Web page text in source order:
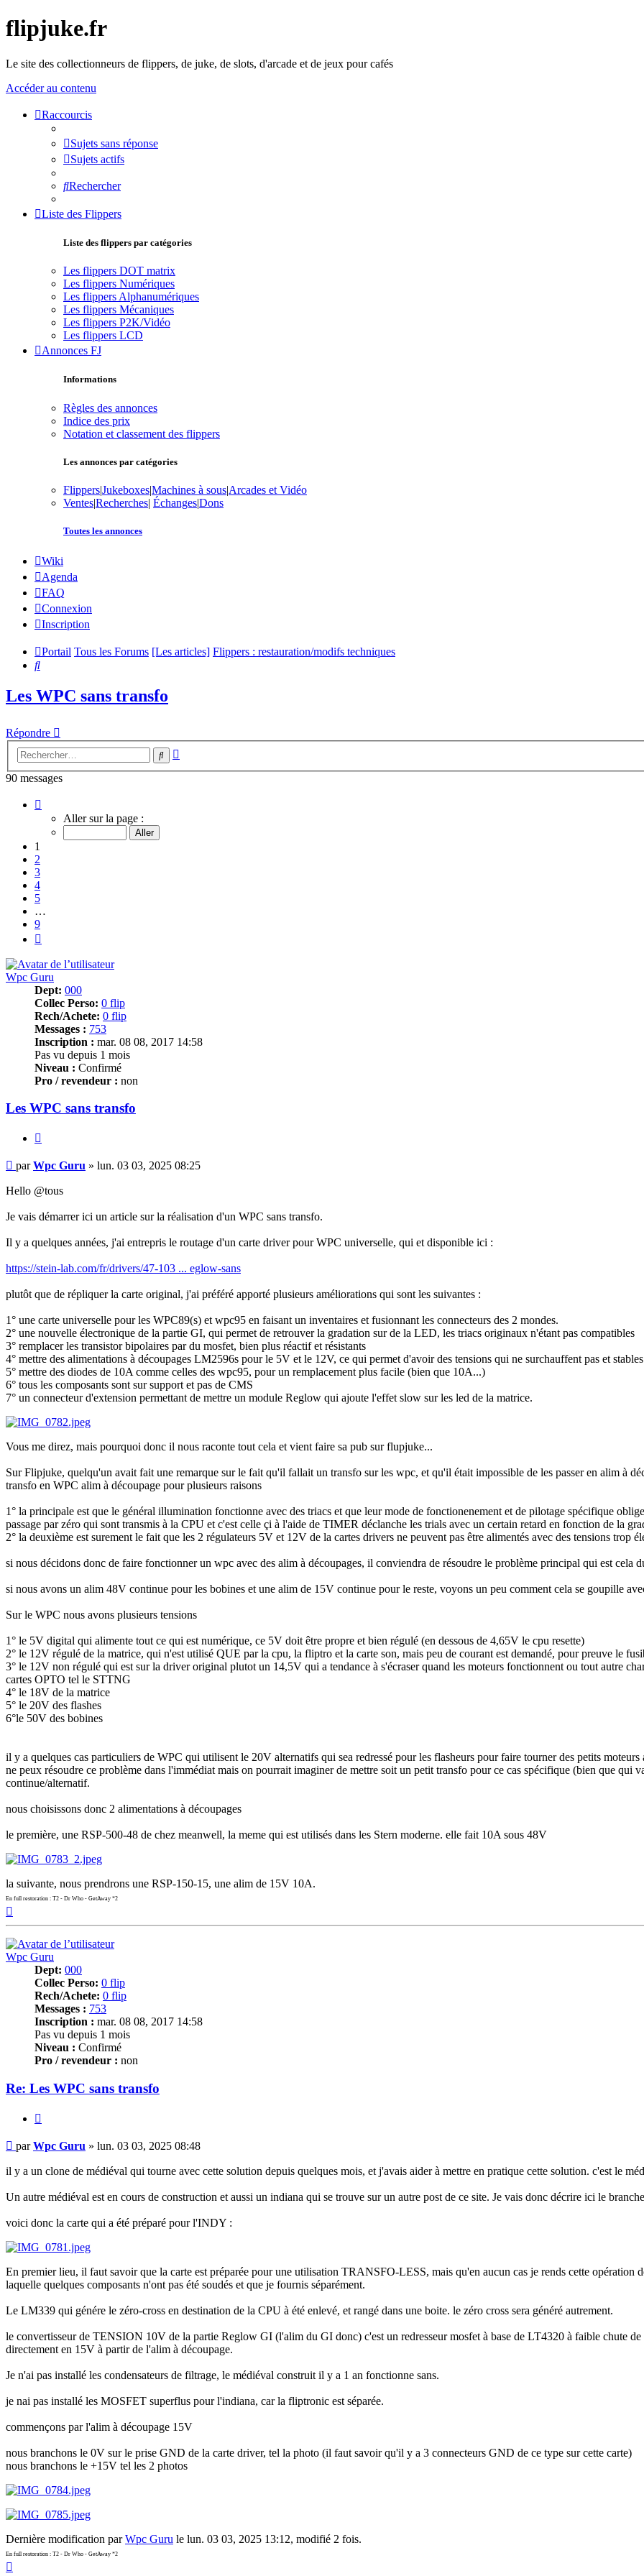
flipjuke.fr
Le site des collectionneurs de flippers, de juke, de slots, d'arcade et de jeux pour cafés
Accéder au contenu
Raccourcis
Sujets sans réponse
Sujets actifs
Rechercher
Liste des Flippers
Liste des flippers par catégories
Les flippers DOT matrix
Les flippers Numériques
Les flippers Alphanumériques
Les flippers Mécaniques
Les flippers P2K/Vidéo
Les flippers LCD
Annonces FJ
Informations
Règles des annonces
Indice des prix
Notation et classement des flippers
Les annonces par catégories
Flippers|Jukeboxes|Machines à sous|Arcades et Vidéo
Ventes|Recherches| Échanges|Dons
Toutes les annonces
Wiki
Agenda
FAQ
Connexion
Inscription
Portail Tous les Forums [Les articles] Flippers : restauration/modifs techniques
Rechercher
Les WPC sans transfo
Répondre
Rechercher
90 messages
sur
Aller sur la page :
1
2
3
4
5
…
9
Wpc Guru
Dept: 000
Collec Perso: 0 flip
Rech/Achete: 0 flip
Messages : 753
Inscription : mar. 08 08, 2017 14:58
Pas vu depuis 1 mois
Niveau : Confirmé
Pro / revendeur : non
Les WPC sans transfo
Message
parWpc Guru » lun. 03 03, 2025 08:25
Hello @tous
Je vais démarrer ici un article sur la réalisation d'un WPC sans transfo.
Il y a quelques années, j'ai entrepris le routage d'un carte driver pour WPC universelle, qui et disponible ici :
https://stein-lab.com/fr/drivers/47-103 ... eglow-sans
plutôt que de répliquer la carte original, j'ai préféré apporté plusieurs améliorations qui sont les suivantes :
1° une carte universelle pour les WPC89(s) et wpc95 en faisant un inventaires et fusionnant les connecteurs des 2 mondes.
2° une nouvelle électronique de la partie GI, qui permet de retrouver la gradation sur de la LED, les triacs originaux n'étant pas compatibles
3° remplacer les transistor bipolaires par du mosfet, bien plus réactif et résistants
4° mettre des alimentations à découpages LM2596s pour le 5V et le 12V, ce qui permet d'avoir des tensions qui ne surchauffent pas et
5° mettre des diodes de 10A comme celles des wpc95, pour un remplacement plus facile (bien que 10A...)
6° tous les composants sont sur support et pas de CMS
7° un connecteur d'extension permettant de mettre un module Reglow qui ajoute l'effet slow sur les led de la matrice.
Vous me direz, mais pourquoi donc il nous raconte tout cela et vient faire sa pub sur flupjuke...
Sur Flipjuke, quelqu'un avait fait une remarque sur le fait qu'il fallait un transfo sur les wpc, et qu'il était impossible de les passer en alim à
transfo en WPC alim à découpage pour plusieurs raisons
1° la principale est que le général illumination fonctionne avec des triacs et que leur mode de fonctionenement et de pilotage spécifique
passage par zéro qui sont transmis à la CPU et c'est celle çi à l'aide de TIMER déclanche les trials avec un certain retard en fonction de la
2° la deuxième est surement le fait que les 2 régulateurs 5V et 12V de la cartes drivers ne peuvent pas être alimentés avec des tensions trop
si nous décidons donc de faire fonctionner un wpc avec des alim à découpages, il conviendra de résoudre le problème principal qui est cela
si nous avons un alim 48V continue pour les bobines et une alim de 15V continue pour le reste, voyons un peu comment cela se goupille
Sur le WPC nous avons plusieurs tensions
1° le 5V digital qui alimente tout ce qui est numérique, ce 5V doit être propre et bien régulé (en dessous de 4,65V le cpu resette)
2° le 12V régulé de la matrice, qui n'est utilisé QUE par la cpu, la fliptro et la carte son, mais peu de courant est demandé, pour preuve le
3° le 12V non régulé qui est sur la driver original plutot un 14,5V qui a tendance à s'écraser quand les moteurs fonctionnent ou tout autre
cartes OPTO tel le STTNG
4° le 18V de la matrice
5° le 20V des flashes
6°le 50V des bobines
il y a quelques cas particuliers de WPC qui utilisent le 20V alternatifs qui sea redressé pour les flasheurs pour faire tourner des petits
ne peux résoudre ce problème dans l'immédiat mais on pourrait imaginer de mettre soit un petit transfo pour ce cas spécifique (bien que
continue/alternatif.
nous choisissons donc 2 alimentations à découpages
le première, une RSP-500-48 de chez meanwell, la meme qui est utilisés dans les Stern moderne. elle fait 10A sous 48V
la suivante, nous prendrons une RSP-150-15, une alim de 15V 10A.
En full restoration : T2 - Dr Who - GetAway *2
Wpc Guru
Dept: 000
Collec Perso: 0 flip
Rech/Achete: 0 flip
Messages : 753
Inscription : mar. 08 08, 2017 14:58
Pas vu depuis 1 mois
Niveau : Confirmé
Pro / revendeur : non
Re: Les WPC sans transfo
Message
parWpc Guru » lun. 03 03, 2025 08:48
il y a un clone de médiéval qui tourne avec cette solution depuis quelques mois, et j'avais aider à mettre en pratique cette solution. c'est le
Un autre médiéval est en cours de construction et aussi un indiana qui se trouve sur un autre post de ce site. Je vais donc décrire ici le
voici donc la carte qui a été préparé pour l'INDY :
En premier lieu, il faut savoir que la carte est préparée pour une utilisation TRANSFO-LESS, mais qu'en aucun cas je rends cette opération
laquelle quelques composants n'ont pas été soudés et que je fournis séparément.
Le LM339 qui génére le zéro-cross en destination de la CPU à été enlevé, et rangé dans une boite. le zéro cross sera généré autrement.
le convertisseur de TENSION 10V de la partie Reglow GI (l'alim du GI donc) c'est un redresseur mosfet à base de LT4320 à faible chute
directement en 15V à partir de l'alim à découpage.
Je n'ai pas installé les condensateurs de filtrage, le médiéval construit il y a 1 an fonctionne sans.
je nai pas installé les MOSFET superflus pour l'indiana, car la fliptronic est séparée.
commençons par l'alim à découpage 15V
nous branchons le 0V sur le prise GND de la carte driver, tel la photo (il faut savoir qu'il y a 3 connecteurs GND de ce type sur cette carte)
nous branchons le +15V tel les 2 photos
Dernière modification parWpc Guru le lun. 03 03, 2025 13:12, modifié 2 fois.
En full restoration : T2 - Dr Who - GetAway *2